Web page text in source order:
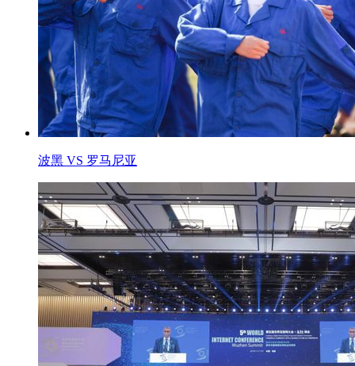
波黑 VS 罗马尼亚